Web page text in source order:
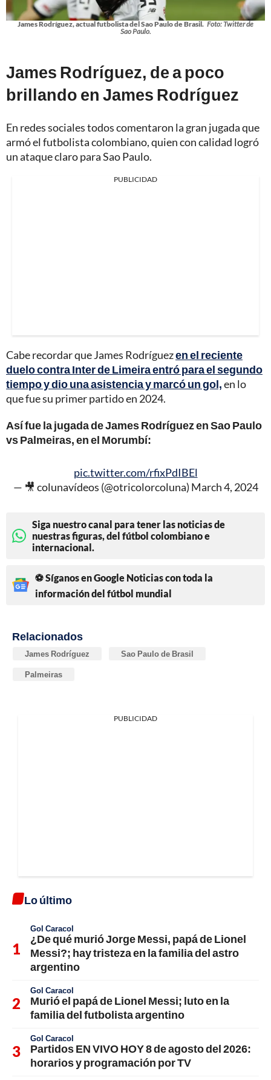
James Rodríguez, actual futbolista del Sao Paulo de Brasil. Foto: Twitter de
Sao Paulo.
James Rodríguez, de a poco
brillando en James Rodríguez
En redes sociales todos comentaron la gran jugada que
armó el futbolista colombiano, quien con calidad logró
un ataque claro para Sao Paulo.
PUBLICIDAD
Cabe recordar que James Rodríguezen el reciente
duelo contra Inter de Limeira entró para el segundo
tiempo y dio una asistencia y marcó un gol,en lo
que fue su primer partido en 2024.
Así fue la jugada de James Rodríguez en Sao Paulo
vs Palmeiras, en el Morumbí:
pic.twitter.com/rfixPdIBEl
— 🎥 colunavídeos (@otricolorcoluna) March 4, 2024
Siga nuestro canal para tener las noticias de
nuestras figuras, del fútbol colombiano e
internacional.
⚽ Síganos en Google Noticias con toda la
información del fútbol mundial
Relacionados
James Rodríguez Sao Paulo de Brasil
Palmeiras
PUBLICIDAD
Lo último
Gol Caracol
¿De qué murió Jorge Messi, papá de Lionel
Messi?; hay tristeza en la familia del astro
argentino
Gol Caracol
Murió el papá de Lionel Messi; luto en la
familia del futbolista argentino
Gol Caracol
Partidos EN VIVO HOY 8 de agosto del 2026:
horarios y programación por TV